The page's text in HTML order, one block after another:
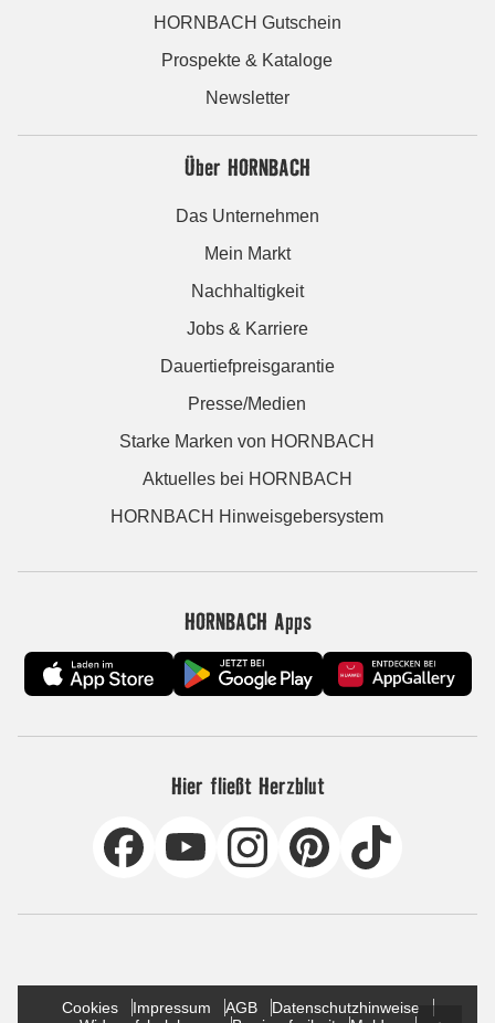
HORNBACH Gutschein
Prospekte & Kataloge
Newsletter
Über HORNBACH
Das Unternehmen
Mein Markt
Nachhaltigkeit
Jobs & Karriere
Dauertiefpreisgarantie
Presse/Medien
Starke Marken von HORNBACH
Aktuelles bei HORNBACH
HORNBACH Hinweisgebersystem
HORNBACH Apps
Hier fließt Herzblut
Cookies Impressum AGB
Datenschutzhinweise